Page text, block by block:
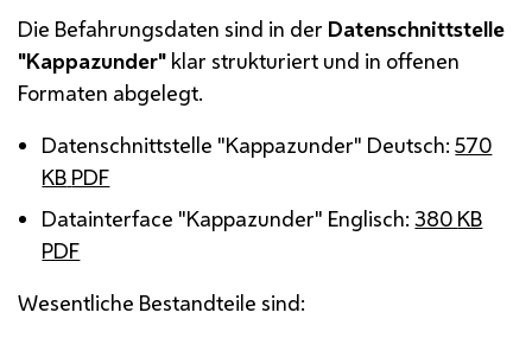
Die Befahrungsdaten sind in der Datenschnittstelle
"Kappazunder" klar strukturiert und in offenen
Formaten abgelegt.
Datenschnittstelle "Kappazunder" Deutsch:570
KB PDF
Datainterface "Kappazunder" Englisch:380 KB
PDF
Wesentliche Bestandteile sind: